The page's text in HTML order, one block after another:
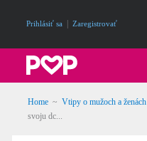
Prihlásiť sa Zaregistrovať
Home ~ Vtipy o mužoch a ženách
svoju dc...